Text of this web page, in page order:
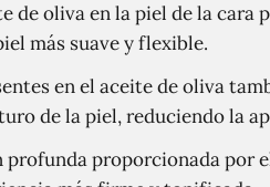
de oliva en la piel de la cara
más suave y flexible.
en el aceite de oliva
de la piel, reduciendo la
profunda proporcionada por